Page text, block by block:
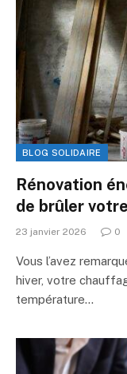
BLOG SOLIDAIRE
Rénovation
de brûler
23 janvier 2026 0
Vous l’avez
hiver, votre
température…